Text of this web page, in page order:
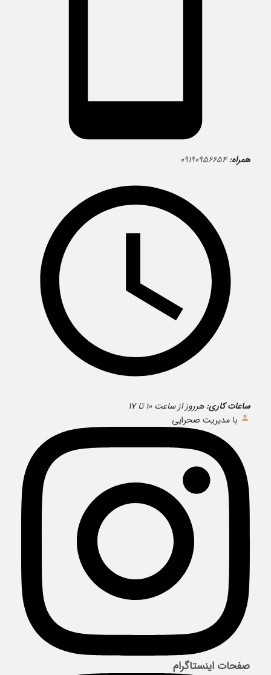
همراه: ۰۹۱۹۰۹۵۶۶۵۴
ساعات کاری: هرروز از ساعت ۱۰ تا ۱۷
با مدیریت صحرایی
صفحات اینستاگرام